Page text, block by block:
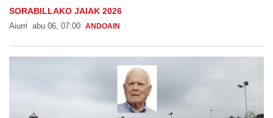
SORABILLAKO JAIAK 2026
Aiurri abu 06, 07:00 ANDOAIN